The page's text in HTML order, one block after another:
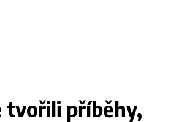
tvořili příběhy,